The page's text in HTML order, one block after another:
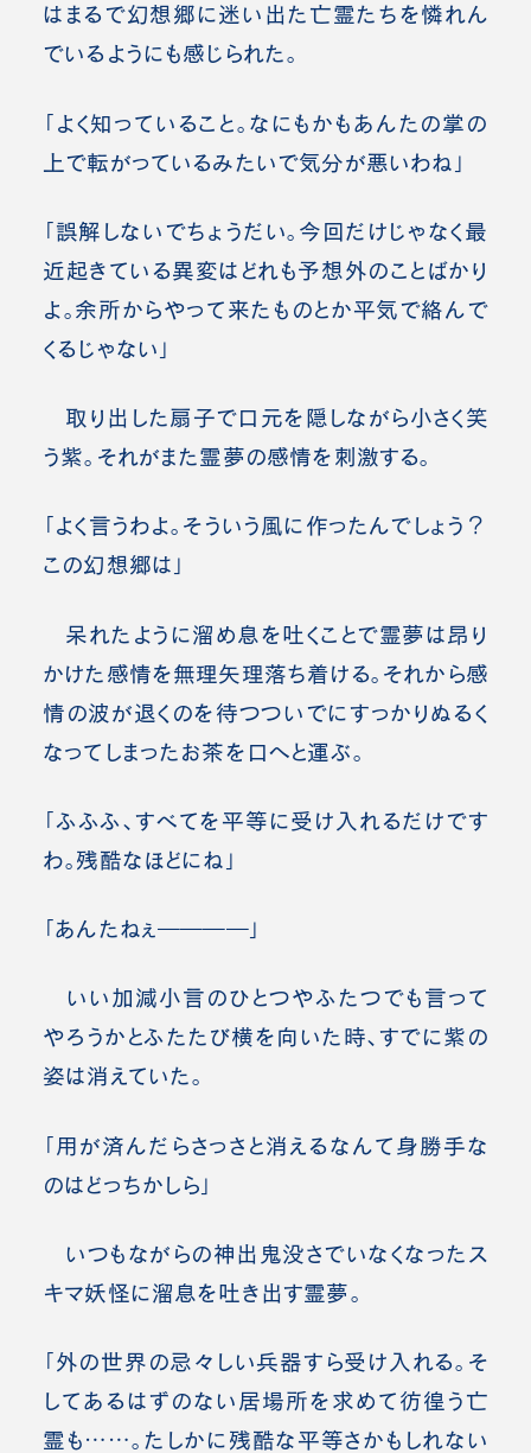
はまるで幻想郷に迷い出た亡霊たちを憐れん
でいるようにも感じられた。
「よく知っていること。なにもかもあんたの掌の
上で転がっているみたいで気分が悪いわね」
「誤解しないでちょうだい。今回だけじゃなく最
近起きている異変はどれも予想外のことばかり
よ。余所からやって来たものとか平気で絡んで
くるじゃない」
取り出した扇子で口元を隠しながら小さく笑
う紫。それがまた霊夢の感情を刺激する。
「よく言うわよ。 そういう風に作った んでしょう？
この幻想郷は」
呆れたように溜め息を吐くことで霊夢は昂り
かけた感情を無理矢理落ち着ける。それから感
情の波が退くのを待つついでにすっかりぬるく
なってしまったお茶を口へと運ぶ。
「ふふふ、すべてを平等に受け入れるだけです
わ。残酷なほどにね」
「あんたねぇ――――」
いい加減小言のひとつやふたつでも言って
やろうかとふたたび横を向いた時、すでに紫の
姿は消えていた。
「用が済んだらさっさと消えるなんて身勝手な
のはどっちかしら」
いつもながらの神出鬼没さでいなくなったス
キマ妖怪に溜息を吐き出す霊夢。
「外の世界の忌々しい兵器すら受け入れる。そ
してあるはずのない居場所を求めて彷徨う亡
霊も……。たしかに残酷な平等さかもしれない